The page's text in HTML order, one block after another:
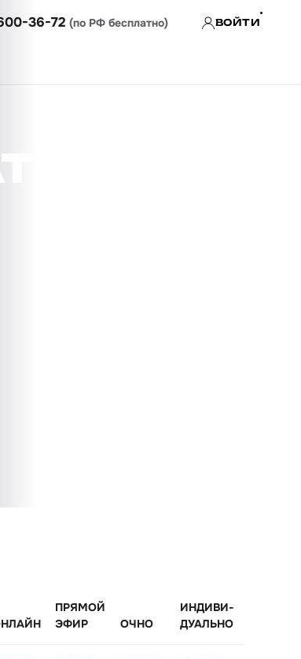
36-72 (по РФ бесплатно) ВОЙТИ
ПРЯМОЙ
ЭФИР
ОЧНО
ИНДИВИ-
ДУАЛЬНО